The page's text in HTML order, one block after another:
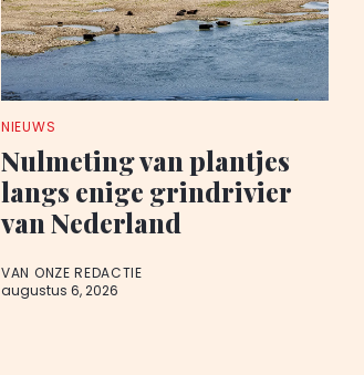
NIEUWS
Nulmeting van plantjes
langs enige grindrivier
van Nederland
VAN ONZE REDACTIE
augustus 6, 2026